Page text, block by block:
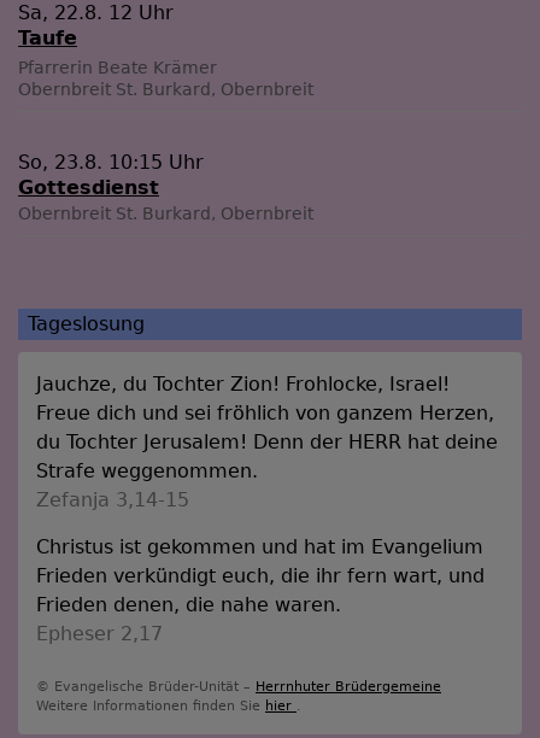
Sa, 22.8. 12 Uhr
Taufe
Pfarrerin Beate Krämer
Obernbreit St. Burkard, Obernbreit
So, 23.8. 10:15 Uhr
Gottesdienst
Obernbreit St. Burkard, Obernbreit
Tageslosung
Jauchze, du Tochter Zion! Frohlocke, Israel!
Freue dich und sei fröhlich von ganzem Herzen,
du Tochter Jerusalem! Denn der HERR hat deine
Strafe weggenommen.
Zefanja 3,14-15
Christus ist gekommen und hat im Evangelium
Frieden verkündigt euch, die ihr fern wart, und
Frieden denen, die nahe waren.
Epheser 2,17
© Evangelische Brüder-Unität – Herrnhuter Brüdergemeine
Weitere Informationen finden Sie hier